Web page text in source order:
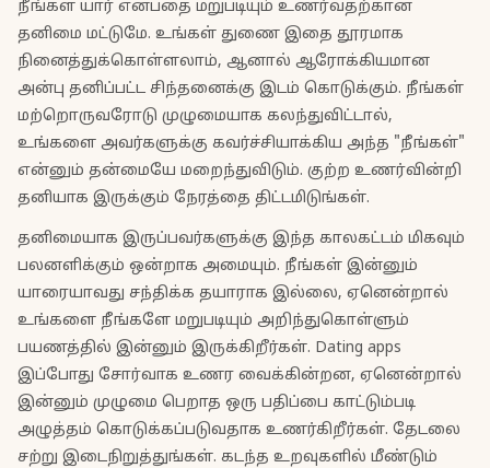
நீங்கள் யார் என்பதை மறுபடியும் உணர்வதற்கான
தனிமை மட்டுமே. உங்கள் துணை இதை தூரமாக
நினைத்துக்கொள்ளலாம், ஆனால் ஆரோக்கியமான
அன்பு தனிப்பட்ட சிந்தனைக்கு இடம் கொடுக்கும். நீங்கள்
மற்றொருவரோடு முழுமையாக கலந்துவிட்டால்,
உங்களை அவர்களுக்கு கவர்ச்சியாக்கிய அந்த "நீங்கள்"
என்னும் தன்மையே மறைந்துவிடும். குற்ற உணர்வின்றி
தனியாக இருக்கும் நேரத்தை திட்டமிடுங்கள்.
தனிமையாக இருப்பவர்களுக்கு இந்த காலகட்டம் மிகவும்
பலனளிக்கும் ஒன்றாக அமையும். நீங்கள் இன்னும்
யாரையாவது சந்திக்க தயாராக இல்லை, ஏனென்றால்
உங்களை நீங்களே மறுபடியும் அறிந்துகொள்ளும்
பயணத்தில் இன்னும் இருக்கிறீர்கள். Dating apps
இப்போது சோர்வாக உணர வைக்கின்றன, ஏனென்றால்
இன்னும் முழுமை பெறாத ஒரு பதிப்பை காட்டும்படி
அழுத்தம் கொடுக்கப்படுவதாக உணர்கிறீர்கள். தேடலை
சற்று இடைநிறுத்துங்கள். கடந்த உறவுகளில் மீண்டும்